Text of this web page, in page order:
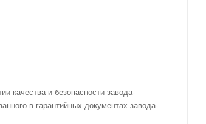
качества и безопасности завода-
в гарантийных документах завода-